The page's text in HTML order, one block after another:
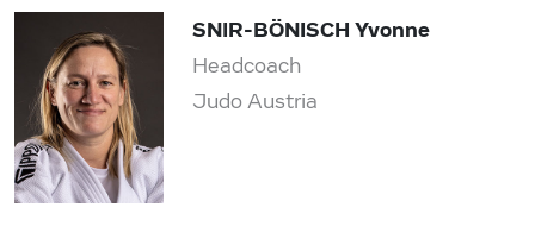
SNIR-BÖNISCH Yvonne
Headcoach
Judo Austria